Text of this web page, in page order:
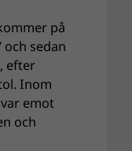
på
och sedan
efter
Inom
emot
och